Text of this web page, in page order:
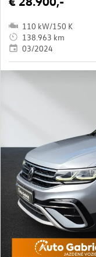
110 kW/150 K
138.963 km
03/2024